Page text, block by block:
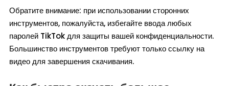
Обратите внимание: при использовании сторонних
инструментов, пожалуйста, избегайте ввода любых
паролей TikTok для защиты вашей конфиденциальности.
Большинство инструментов требуют только ссылку на
видео для завершения скачивания.